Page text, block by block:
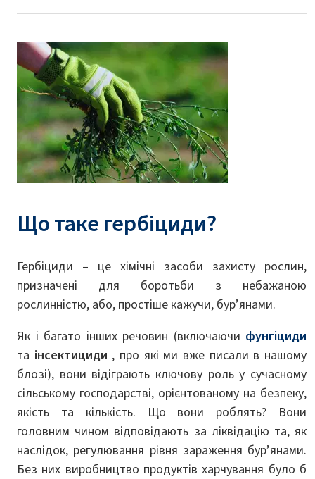
Що таке гербіциди?
Гербіциди – це хімічні засоби захисту рослин,
призначені для боротьби з небажаною
рослинністю, або, простіше кажучи, бур’янами.
Як і багато інших речовин (включаючи фунгіциди
та інсектициди , про які ми вже писали в нашому
блозі), вони відіграють ключову роль у сучасному
сільському господарстві, орієнтованому на безпеку,
якість та кількість. Що вони роблять? Вони
головним чином відповідають за ліквідацію та, як
наслідок, регулювання рівня зараження бур’янами.
Без них виробництво продуктів харчування було б